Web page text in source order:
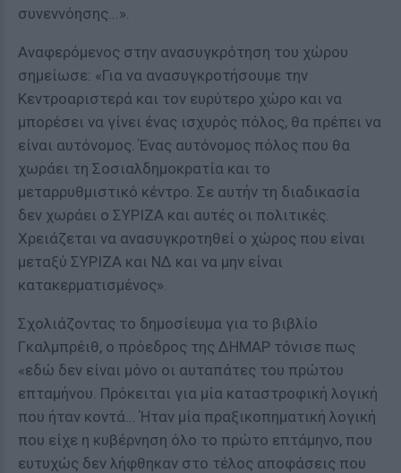
συνεννόησης...».
Αναφερόμενος στην ανασυγκρότηση του χώρου
σημείωσε: «Για να ανασυγκροτήσουμε την
Κεντροαριστερά και τον ευρύτερο χώρο και να
μπορέσει να γίνει ένας ισχυρός πόλος, θα πρέπει να
είναι αυτόνομος. Ένας αυτόνομος πόλος που θα
χωράει τη Σοσιαλδημοκρατία και το
μεταρρυθμιστικό κέντρο. Σε αυτήν τη διαδικασία
δεν χωράει ο ΣΥΡΙΖΑ και αυτές οι πολιτικές.
Χρειάζεται να ανασυγκροτηθεί ο χώρος που είναι
μεταξύ ΣΥΡΙΖΑ και ΝΔ και να μην είναι
κατακερματισμένος».
Σχολιάζοντας το δημοσίευμα για το βιβλίο
Γκαλμπρέιθ, ο πρόεδρος της ΔΗΜΑΡ τόνισε πως
«εδώ δεν είναι μόνο οι αυταπάτες του πρώτου
επταμήνου. Πρόκειται για μία καταστροφική λογική
που ήταν κοντά... Ήταν μία πραξικοπηματική λογική
που είχε η κυβέρνηση όλο το πρώτο επτάμηνο, που
ευτυχώς δεν λήφθηκαν στο τέλος αποφάσεις που